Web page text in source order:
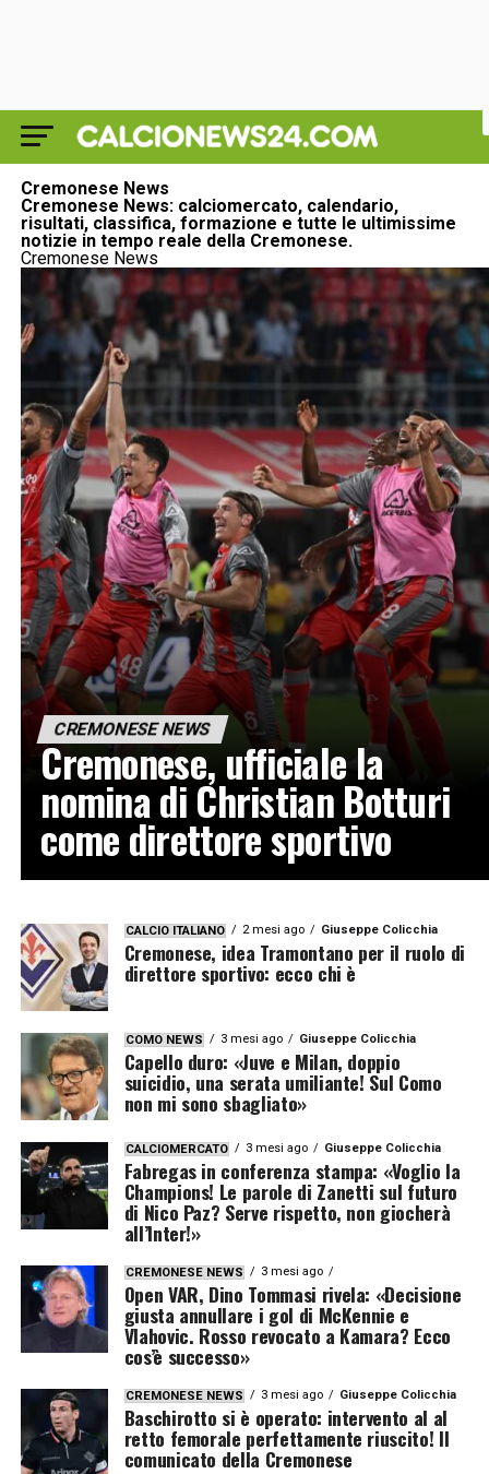
Cremonese News
Cremonese News: calciomercato, calendario,
risultati, classifica, formazione e tutte le ultimissime
notizie in tempo reale della Cremonese.
Cremonese News
CREMONESE NEWS
Cremonese, ufficiale la
nomina di Christian Botturi
come direttore sportivo
CALCIO ITALIANO 2 mesi ago Giuseppe Colicchia
Cremonese, idea Tramontano per il ruolo di
direttore sportivo: ecco chi è
COMO NEWS 3 mesi ago Giuseppe Colicchia
Capello duro: «Juve e Milan, doppio
suicidio, una serata umiliante! Sul Como
non mi sono sbagliato»
CALCIOMERCATO 3 mesi ago Giuseppe Colicchia
Fabregas in conferenza stampa: «Voglio la
Champions! Le parole di Zanetti sul futuro
di Nico Paz? Serve rispetto, non giocherà
all’Inter!»
CREMONESE NEWS 3 mesi ago
Open VAR, Dino Tommasi rivela: «Decisione
giusta annullare i gol di McKennie e
Vlahovic. Rosso revocato a Kamara? Ecco
cos’è successo»
CREMONESE NEWS 3 mesi ago Giuseppe Colicchia
Baschirotto si è operato: intervento al al
retto femorale perfettamente riuscito! Il
comunicato della Cremonese